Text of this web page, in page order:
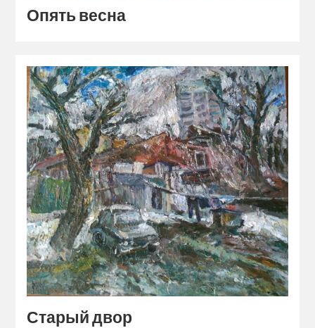
Опять весна
Старый двор